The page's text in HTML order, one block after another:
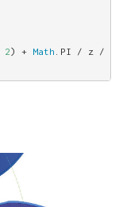
2) + Math .PI / z /